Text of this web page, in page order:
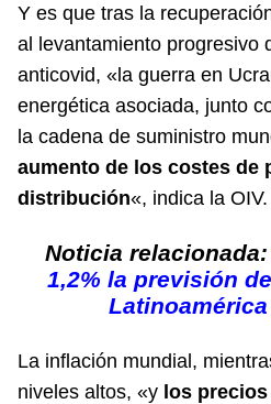
Y es que tras la
al levantamiento progresivo
anticovid, «la guerra en
energética asociada, junto
la cadena de suministro
aumento de los costes de
distribución«, indica la OIV.
Noticia relacionada:
1,2% la previsión
La inflación mundial,
niveles altos, «y los